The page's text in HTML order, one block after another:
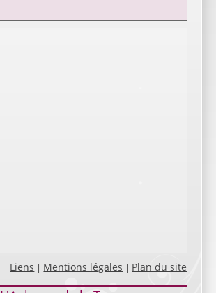
Liens | Mentions légales | Plan du site